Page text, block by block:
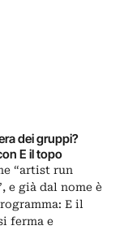
dei gruppi?
E il topo
“artist run
e già dal nome è
E il
ferma e